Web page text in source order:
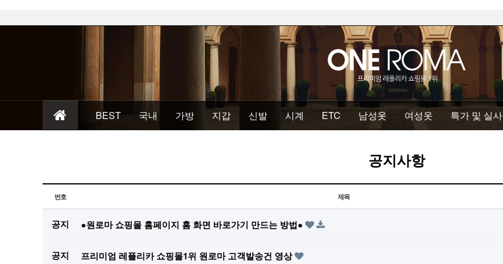
BEST 국내 가방 지갑 신발 시계 ETC 남성옷 여성옷 특가 및 실사
공지사항
번호 제목
공지 ●원로마 쇼핑몰 홈페이지 홈 화면 바로가기 만드는 방법●
공지 프리미엄 레플리카 쇼핑몰1위 원로마 고객발송건 영상